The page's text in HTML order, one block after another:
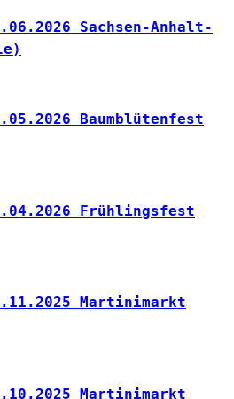
Sachsen-Anhalt-
Baumblütenfest
Frühlingsfest
Martinimarkt
Martinimarkt